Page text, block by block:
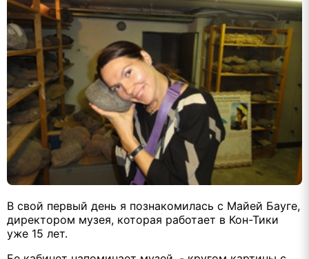
В свой первый день я познакомилась с Майей Бауге,
директором музея, которая работает в Кон-Тики
уже 15 лет.